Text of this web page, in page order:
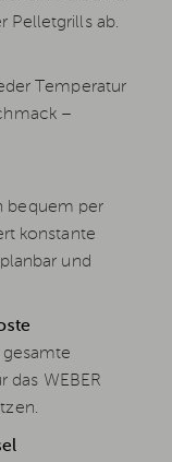
Pelletgrills ab.
Temperatur
–
bequem per
konstante
und
das WEBER